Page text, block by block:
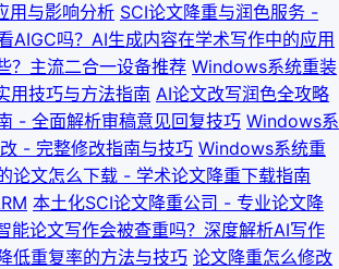
用与影响分析 SCI论文降重与润色服务 -
AIGC吗？AI生成内容在学术写作中的应用
？主流二合一设备推荐 Windows系统重装
用技巧与方法指南 AI论文改写润色全攻略
- 全面解析审稿意见回复技巧 Windows系
- 完整修改指南与技巧 Windows系统重
论文怎么下载 - 学术论文降重下载指南
本土化SCI论文降重公司 - 专业论文降
能论文写作会被查重吗？深度解析AI写作
低重复率的方法与技巧 论文降重怎么修改